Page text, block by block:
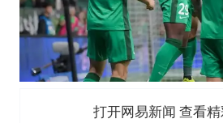
打开网易新闻 查看